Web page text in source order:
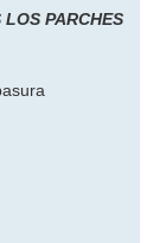
PARCHES